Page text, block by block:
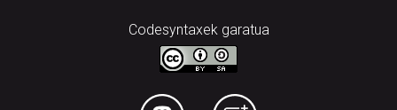
Codesyntaxek garatua